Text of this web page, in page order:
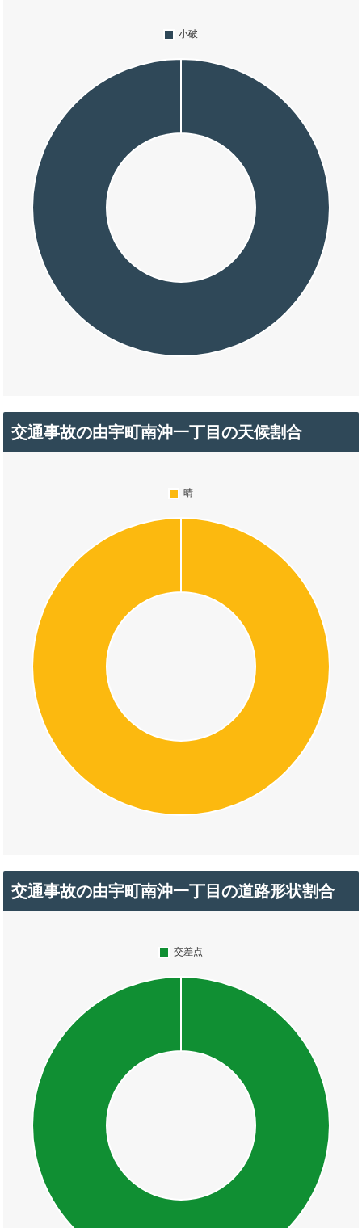
交通事故の由宇町南沖一丁目の天候割合
交通事故の由宇町南沖一丁目の道路形状割合